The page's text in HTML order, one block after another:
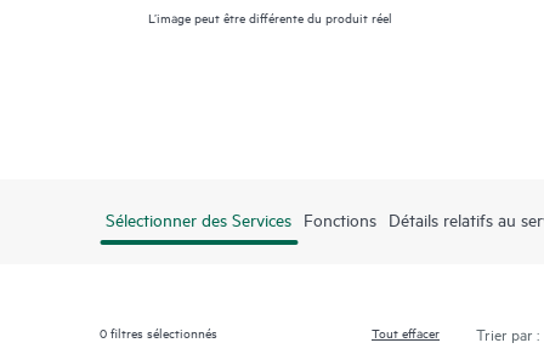
L’image peut être différente du produit réel
Sélectionner des Services Fonctions Détails relatifs au
0filtres sélectionnés Tout effacer Trier par :